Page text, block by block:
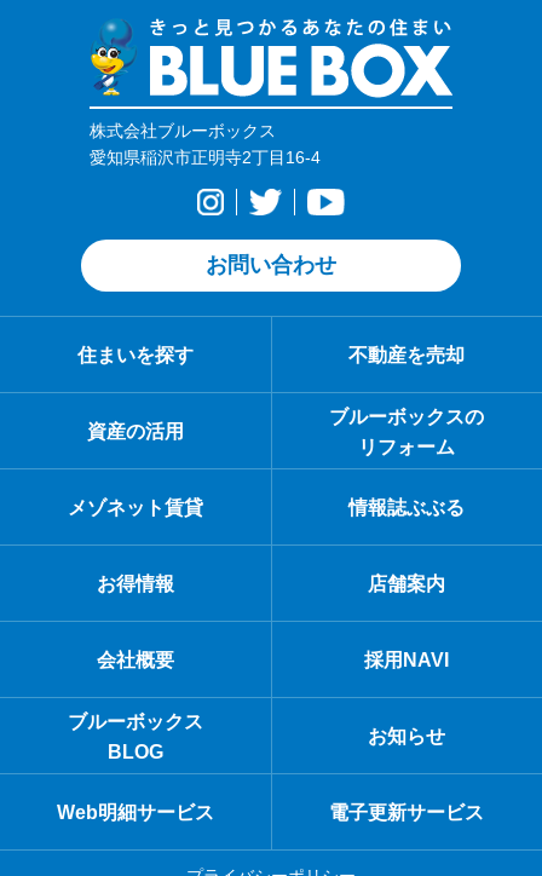
株式会社ブルーボックス
愛知県稲沢市正明寺2丁目16-4
お問い合わせ
住まいを探す 不動産を売却
資産の活用
ブルーボックスの
リフォーム
メゾネット賃貸 情報誌ぶぶる
お得情報 店舗案内
会社概要 採用NAVI
ブルーボックス
BLOG
お知らせ
Web明細サービス 電子更新サービス